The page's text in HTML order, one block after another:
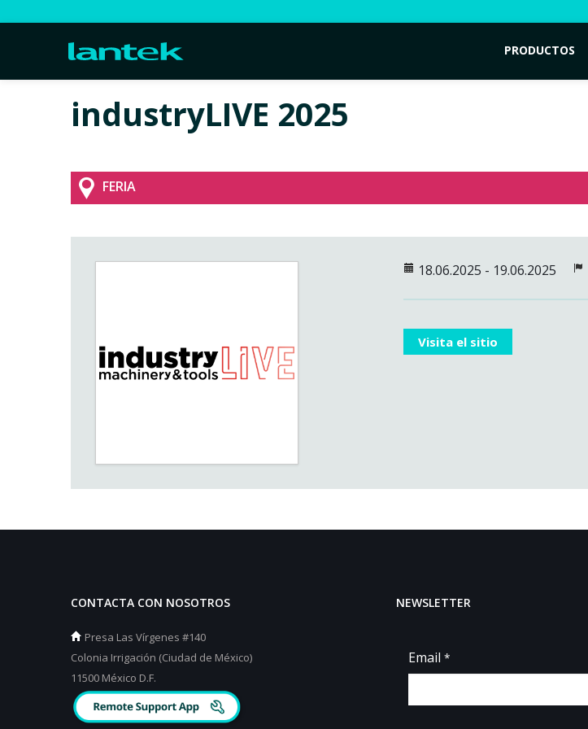
PRODUCTOS
industryLIVE 2025
FERIA
18.06.2025 - 19.06.2025
Visita el sitio
CONTACTA CON NOSOTROS
Presa Las Vírgenes #140
Colonia Irrigación (Ciudad de México)
11500 México D.F.
NEWSLETTER